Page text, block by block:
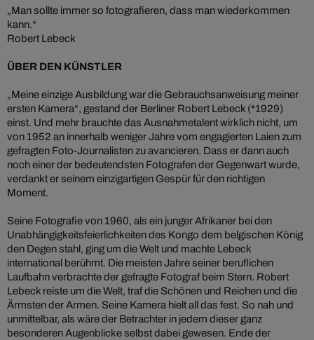
„Man sollte immer so fotografieren, dass man wiederkommen
kann.“
Robert Lebeck
ÜBER DEN KÜNSTLER
„Meine einzige Ausbildung war die Gebrauchsanweisung meiner
ersten Kamera“, gestand der Berliner Robert Lebeck (*1929)
einst. Und mehr brauchte das Ausnahmetalent wirklich nicht, um
von 1952 an innerhalb weniger Jahre vom engagierten Laien zum
gefragten Foto-Journalisten zu avancieren. Dass er dann auch
noch einer der bedeutendsten Fotografen der Gegenwart wurde,
verdankt er seinem einzigartigen Gespür für den richtigen
Moment.
Seine Fotografie von 1960, als ein junger Afrikaner bei den
Unabhängigkeitsfeierlichkeiten des Kongo dem belgischen König
den Degen stahl, ging um die Welt und machte Lebeck
international berühmt. Die meisten Jahre seiner beruflichen
Laufbahn verbrachte der gefragte Fotograf beim Stern. Robert
Lebeck reiste um die Welt, traf die Schönen und Reichen und die
Ärmsten der Armen. Seine Kamera hielt all das fest. So nah und
unmittelbar, als wäre der Betrachter in jedem dieser ganz
besonderen Augenblicke selbst dabei gewesen. Ende der